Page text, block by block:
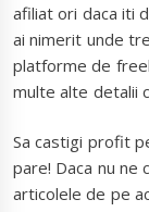
afiliat ori daca iti
ai nimerit unde
platforme de
multe alte detalii
Sa castigi profit
pare! Daca nu ne
articolele de pe